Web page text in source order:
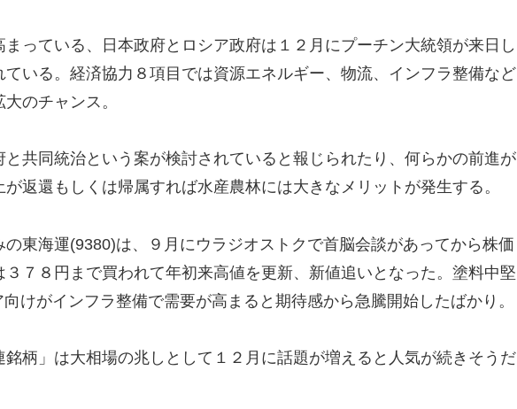
まっている、日本政府とロシア政府は１２月にプーチン大統領が来日し
いる。経済協力８項目では資源エネルギー、物流、インフラ整備など
のチャンス。
共同統治という案が検討されていると報じられたり、何らかの前進が
返還もしくは帰属すれば水産農林には大きなメリットが発生する。
の東海運(9380)は、９月にウラジオストクで首脳会談があってから株価
３７８円まで買われて年初来高値を更新、新値追いとなった。塗料中堅
けがインフラ整備で需要が高まると期待感から急騰開始したばかり。
柄」は大相場の兆しとして１２月に話題が増えると人気が続きそうだ